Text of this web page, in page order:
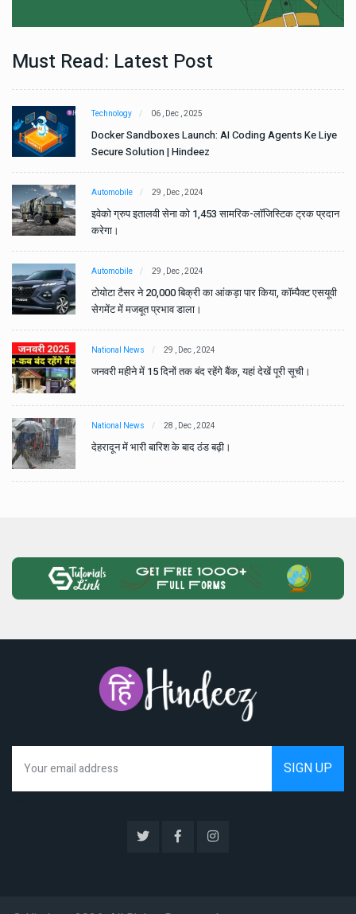
Must Read: Latest Post
Technology 06 , Dec , 2025
Docker Sandboxes Launch: AI Coding Agents Ke Liye
Secure Solution | Hindeez
Automobile 29 , Dec , 2024
इवेको ग्रुप इतालवी सेना को 1,453 सामरिक-लॉजिस्टिक ट्रक प्रदान
करेगा।
Automobile 29 , Dec , 2024
टोयोटा टैसर ने 20,000 बिक्री का आंकड़ा पार किया, कॉम्पैक्ट एसयूवी
सेगमेंट में मजबूत प्रभाव डाला।
National News 29 , Dec , 2024
जनवरी महीने में 15 दिनों तक बंद रहेंगे बैंक, यहां देखें पूरी सूची।
National News 28 , Dec , 2024
देहरादून में भारी बारिश के बाद ठंड बढ़ी।